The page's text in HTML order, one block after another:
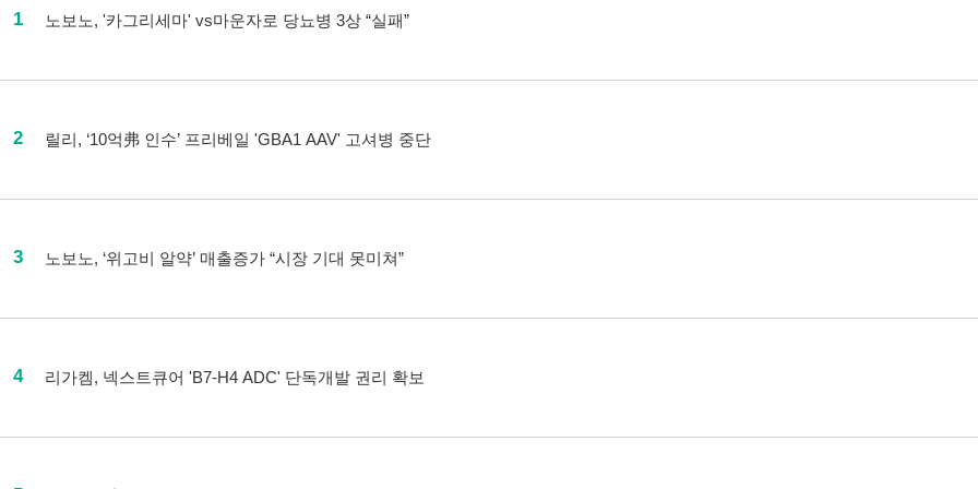
1 노보노, '카그리세마' vs마운자로 당뇨병 3상 “실패”
2 릴리, ‘10억弗 인수’ 프리베일 'GBA1 AAV' 고셔병 중단
3 노보노, ‘위고비 알약’ 매출증가 “시장 기대 못미쳐”
4 리가켐, 넥스트큐어 'B7-H4 ADC' 단독개발 권리 확보